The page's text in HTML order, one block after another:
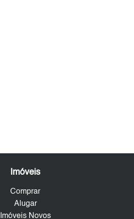
Imóveis
Comprar
Alugar
Imóveis Novos